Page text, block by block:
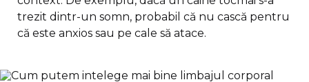
trezit dintr-un somn, probabil că nu cască pentru
că este anxios sau pe cale să atace.